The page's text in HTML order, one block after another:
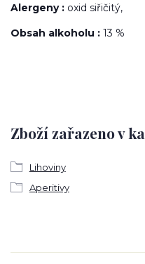
Alergeny : oxid siřičitý,
Obsah alkoholu : 13 %
Zboží zařazeno v
Lihoviny
Aperitivy